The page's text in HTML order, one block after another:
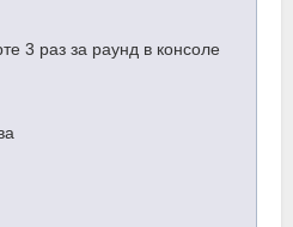
3 раз за раунд в консоле